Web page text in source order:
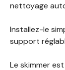
nettoyage
Installez-le
support
Le skimmer